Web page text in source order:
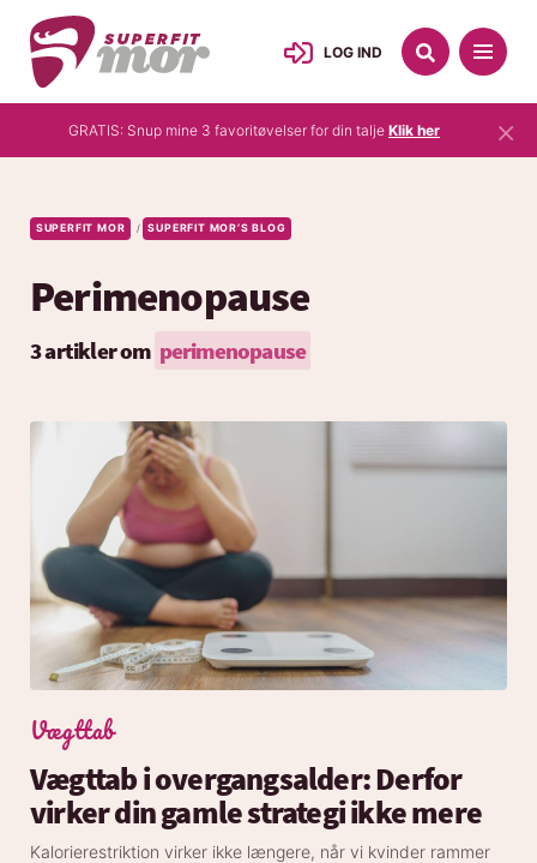
LOG IND
GRATIS: Snup mine 3 favoritøvelser for din talje Klik her ×
SUPERFIT MOR / SUPERFIT MOR’S BLOG
Perimenopause
3 artikler om perimenopause
Vægttab
Vægttab i overgangsalder: Derfor
virker din gamle strategi ikke mere
Kalorierestriktion virker ikke længere, når vi kvinder rammer